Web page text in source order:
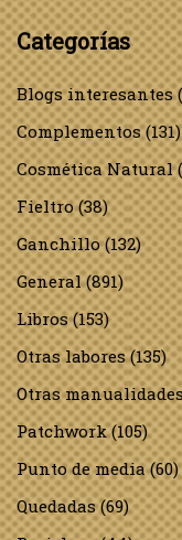
Categorías
Blogs interesantes
Complementos(131)
Cosmética Natural
Fieltro(38)
Ganchillo(132)
General(891)
Libros(153)
Otras labores(135)
Otras manualidades
Patchwork(105)
Punto de media(60)
Quedadas(69)